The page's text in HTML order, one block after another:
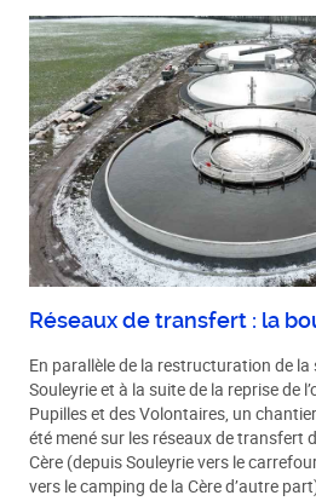
Réseaux de transfert : la
En parallèle de la restructuration de
Souleyrie et à la suite de la reprise de
Pupilles et des Volontaires, un
été mené sur les réseaux de transfert
Cère (depuis Souleyrie vers le
vers le camping de la Cère d’autre